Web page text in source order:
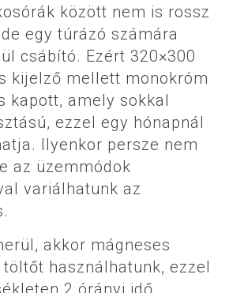
között nem is rossz
egy túrázó számára
csábító. Ezért 320×300
kijelző mellett monokróm
kapott, amely sokkal
ezzel egy hónapnál
Ilyenkor persze nem
az üzemmódok
variálhatunk az
akkor mágneses
használhatunk, ezzel
2 órányi idő